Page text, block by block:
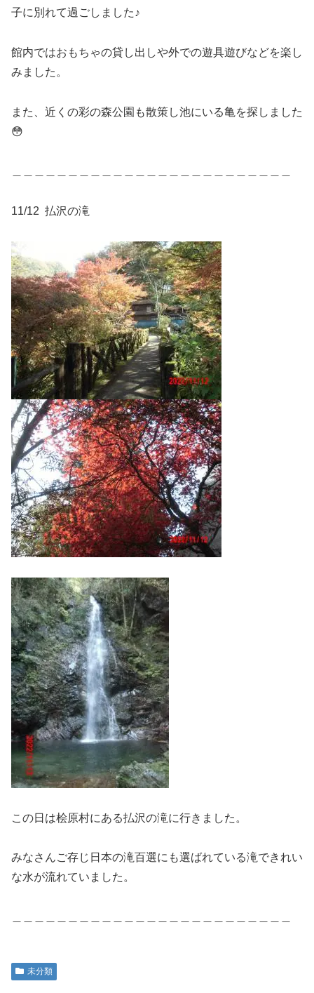
子に別れて過ごしました♪
館内ではおもちゃの貸し出しや外での遊具遊びなどを楽し
みました。
また、近くの彩の森公園も散策し池にいる亀を探しました
😳
11/12 払沢の滝
この日は桧原村にある払沢の滝に行きました。
みなさんご存じ日本の滝百選にも選ばれている滝できれい
な水が流れていました。
未分類